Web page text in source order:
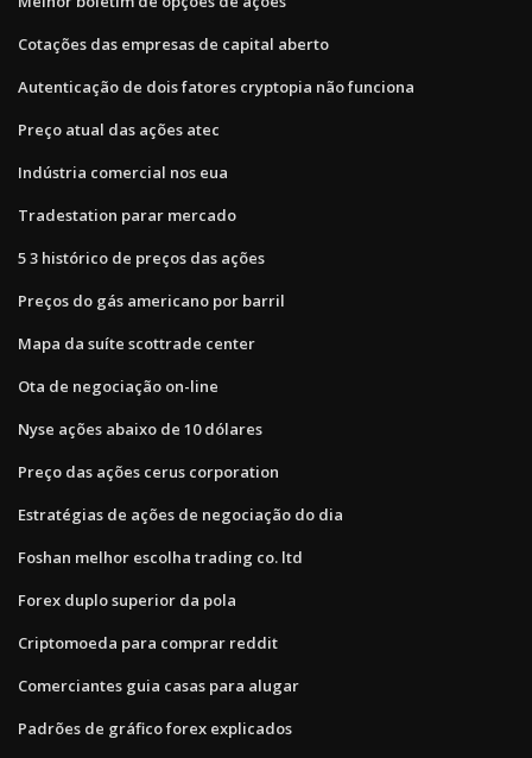
Cotações das empresas de capital aberto
Autenticação de dois fatores cryptopia não funciona
Preço atual das ações atec
Indústria comercial nos eua
Tradestation parar mercado
5 3 histórico de preços das ações
Preços do gás americano por barril
Mapa da suíte scottrade center
Ota de negociação on-line
Nyse ações abaixo de 10 dólares
Preço das ações cerus corporation
Estratégias de ações de negociação do dia
Foshan melhor escolha trading co. ltd
Forex duplo superior da pola
Criptomoeda para comprar reddit
Comerciantes guia casas para alugar
Padrões de gráfico forex explicados